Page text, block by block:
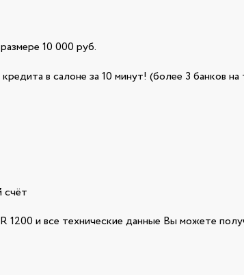
10 000 руб.
в салоне за 10 минут! (более 3 банков на
счёт
и все технические данные Вы можете